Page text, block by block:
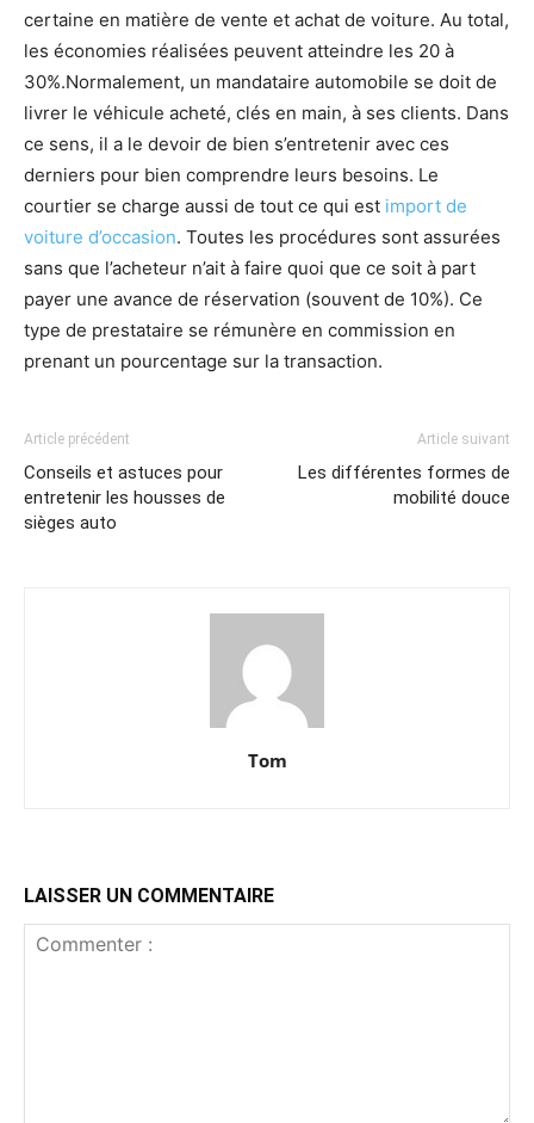
certaine en matière de vente et achat de voiture. Au total,
les économies réalisées peuvent atteindre les 20 à
30%.Normalement, un mandataire automobile se doit de
livrer le véhicule acheté, clés en main, à ses clients. Dans
ce sens, il a le devoir de bien s’entretenir avec ces
derniers pour bien comprendre leurs besoins. Le
courtier se charge aussi de tout ce qui est import de
voiture d’occasion. Toutes les procédures sont assurées
sans que l’acheteur n’ait à faire quoi que ce soit à part
payer une avance de réservation (souvent de 10%). Ce
type de prestataire se rémunère en commission en
prenant un pourcentage sur la transaction.
Article précédent
Conseils et astuces pour
entretenir les housses de
sièges auto
Article suivant
Les différentes formes de
mobilité douce
Tom
LAISSER UN COMMENTAIRE